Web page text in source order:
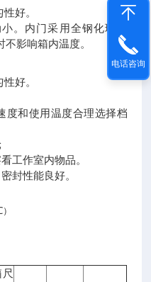
好。
。内门采用全钢化玻璃
影响箱内温度。
好。
度和使用温度合理选择档
工作室内物品。
封性能良好。
）
电话咨询